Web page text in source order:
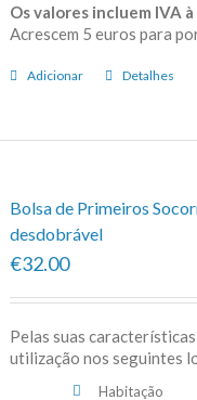
Os valores incluem IVA à
Acrescem 5 euros para
Adicionar Detalhes
Bolsa de Primeiros
desdobrável
€32.00
Pelas suas
utilização nos seguintes
Habitação